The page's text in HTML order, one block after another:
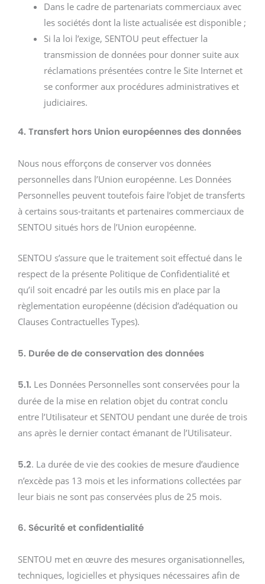
Dans le cadre de partenariats commerciaux avec
les sociétés dont la liste actualisée est disponible ;
Si la loi l’exige, SENTOU peut effectuer la
transmission de données pour donner suite aux
réclamations présentées contre le Site Internet et
se conformer aux procédures administratives et
judiciaires.
4. Transfert hors Union européennes des données
Nous nous efforçons de conserver vos données
personnelles dans l’Union européenne. Les Données
Personnelles peuvent toutefois faire l’objet de transferts
à certains sous-traitants et partenaires commerciaux de
SENTOU situés hors de l’Union européenne.
SENTOU s’assure que le traitement soit effectué dans le
respect de la présente Politique de Confidentialité et
qu’il soit encadré par les outils mis en place par la
règlementation européenne (décision d’adéquation ou
Clauses Contractuelles Types).
5. Durée de de conservation des données
5.1. Les Données Personnelles sont conservées pour la
durée de la mise en relation objet du contrat conclu
entre l’Utilisateur et SENTOU pendant une durée de trois
ans après le dernier contact émanant de l’Utilisateur.
5.2. La durée de vie des cookies de mesure d’audience
n’excède pas 13 mois et les informations collectées par
leur biais ne sont pas conservées plus de 25 mois.
6. Sécurité et confidentialité
SENTOU met en œuvre des mesures organisationnelles,
techniques, logicielles et physiques nécessaires afin de